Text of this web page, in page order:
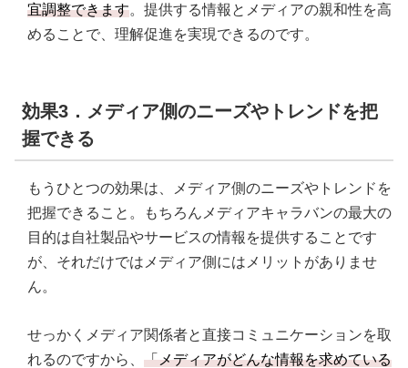
宜調整できます。提供する情報とメディアの親和性を高
めることで、理解促進を実現できるのです。
効果3．メディア側のニーズやトレンドを把
握できる
もうひとつの効果は、メディア側のニーズやトレンドを
把握できること。もちろんメディアキャラバンの最大の
目的は自社製品やサービスの情報を提供することです
が、それだけではメディア側にはメリットがありませ
ん。
せっかくメディア関係者と直接コミュニケーションを取
れるのですから、 「メディアがどんな情報を求めている